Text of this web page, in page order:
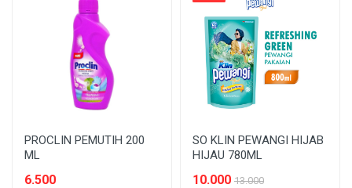
PROCLIN PEMUTIH 200
ML
6.500
SO KLIN PEWANGI HIJAB
HIJAU 780ML
10.000 13.000